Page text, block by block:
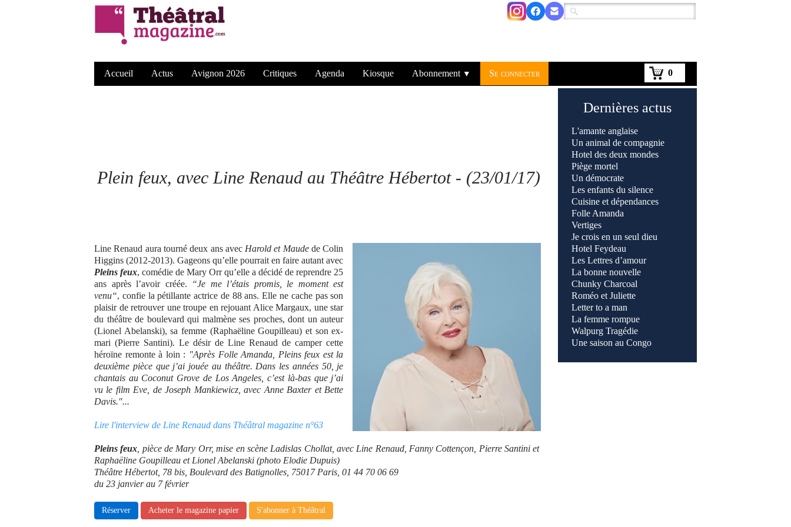
0
Accueil Actus Avignon 2026 Critiques Agenda Kiosque Abonnement ▼ Se connecter
Plein feux, avec Line Renaud au Théâtre Hébertot - (23/01/17)
Line Renaud aura tourné deux ans avec Harold et Maudede Colin
Higgins (2012-2013). Gageons qu’elle pourrait en faire autant avec
Pleins feux, comédie de Mary Orr qu’elle a décidé de reprendre 25
ans après l’avoir créée.
“Je me l’étais promis, le moment est
venu“, confie la pétillante actrice de 88 ans. Elle ne cache pas son
plaisir de retrouver une troupe en rejouant Alice Margaux, une star
du théâtre de boulevard qui malmène ses proches, dont un auteur
(Lionel Abelanski), sa femme (Raphaëline Goupilleau) et son ex-
mari (Pierre Santini). Le désir de Line Renaud de camper cette
héroïne remonte à loin : "Après Folle Amanda, Pleins feux est la
deuxième pièce que j’ai jouée au théâtre. Dans les années 50, je
chantais au Coconut Grove de Los Angeles, c’est là-bas que j’ai
vu le film Eve, de Joseph Mankiewicz, avec Anne Baxter et Bette
Davis."...
Lire l'interview de Line Renaud dans Théâtral magazine n°63
Pleins feux , pièce de Mary Orr, mise en scène Ladislas Chollat, avec Line Renaud, Fanny Cottençon, Pierre Santini et
Raphaëline Goupilleau et Lionel Abelanski (photo Elodie Dupuis)
Théâtre Hébertot, 78 bis, Boulevard des Batignolles, 75017 Paris, 01 44 70 06 69
du 23 janvier au 7 février
Réserver Acheter le magazine papier S'abonner à Théâtral
Dernières actus
L'amante anglaise
Un animal de compagnie
Hotel des deux mondes
Piège mortel
Un démocrate
Les enfants du silence
Cuisine et dépendances
Folle Amanda
Vertiges
Je crois en un seul dieu
Hotel Feydeau
Les Lettres d’amour
La bonne nouvelle
Chunky Charcoal
Roméo et Juliette
Letter to a man
La femme rompue
Walpurg Tragédie
Une saison au Congo